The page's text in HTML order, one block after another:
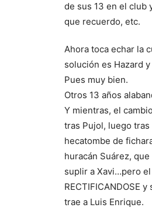
de sus 13 en el club
que recuerdo, etc.
Ahora toca echar la
solución es Hazard
Pues muy bien.
Otros 13 años
Y mientras, el
tras Pujol, luego tras
hecatombe de
huracán Suárez,
suplir a Xavi…pero
RECTIFICANDOSE
trae a Luis Enrique.